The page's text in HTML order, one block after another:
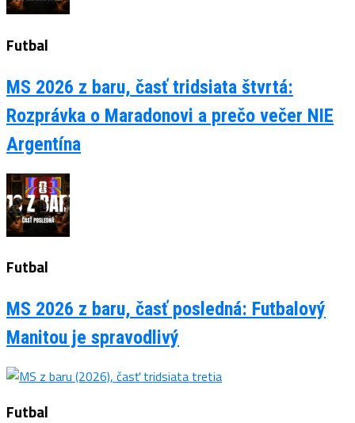
Futbal
MS 2026 z baru, časť tridsiata štvrtá:
Rozprávka o Maradonovi a prečo večer NIE
Argentína
Futbal
MS 2026 z baru, časť posledná: Futbalový
Manitou je spravodlivý
Futbal